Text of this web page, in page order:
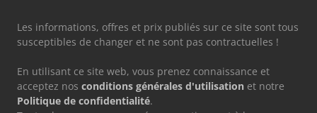
Les informations, offres et prix publiés sur ce site sont tous
susceptibles de changer et ne sont pas contractuelles !
En utilisant ce site web, vous prenez connaissance et
acceptez nos conditions générales d'utilisation et notre
Politique de confidentialité.